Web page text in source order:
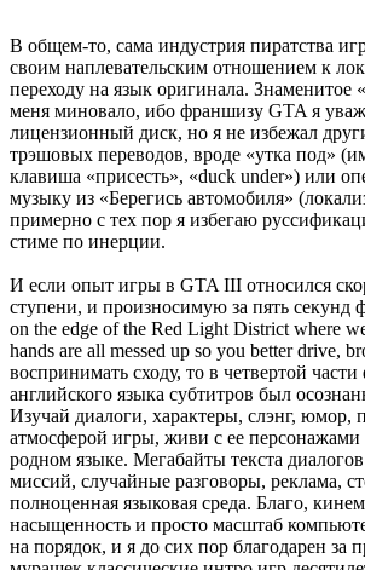
В общем-то, сама индустрия пиратства
своим наплевательским отношением к
переходу на язык оригинала.
меня миновало, ибо франшизу GTA я
лицензионный диск, но я не избежал
трэшовых переводов, вроде «утка под»
клавиша «присесть», «duck under») или
музыку из «Берегись автомобиля»
примерно с тех пор я избегаю
стиме по инерции.
И если опыт игры в GTA III относился
ступени, и произносимую за пять секунд
on the edge of the Red Light District where
hands are all messed up so you better drive,
воспринимать сходу, то в четвертой
английского языка субтитров был
Изучай диалоги, характеры, слэнг, юмор,
атмосферой игры, живи с ее персонажами
родном языке. Мегабайты текста
миссий, случайные разговоры, реклама,
полноценная языковая среда. Благо,
насыщенность и просто масштаб
на порядок, и я до сих пор благодарен за